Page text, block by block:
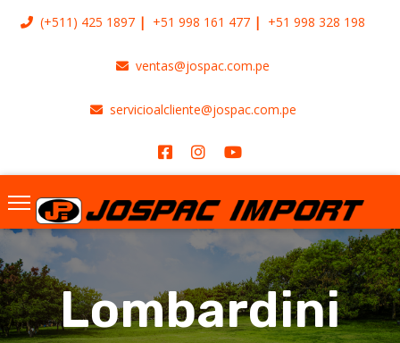
(+511) 425 1897 +51 998 161 477 +51 998 328 198
ventas@jospac.com.pe
servicioalcliente@jospac.com.pe
Lombardini